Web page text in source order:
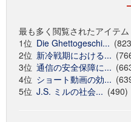
最も多く閲覧されたアイテム
1位 Die Ghettogeschi...
2位 新冷戦期における...
3位 通信の安全保障に...
4位 ショート動画の効...
5位 J.S. ミルの社会... (490)